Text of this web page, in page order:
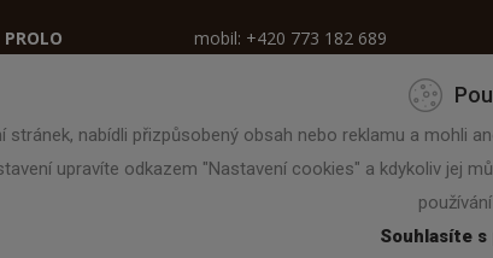
a prodej
mobil: +420 773 182 689
Tel.:
stránek, nabídli přizpůsobený obsah nebo reklamu a mohli
upravíte odkazem "Nastavení cookies" a kdykoliv jej
Souhlasíte s